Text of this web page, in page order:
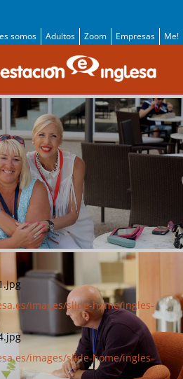
somos Adultos Zoom Empresas Me!
images/slide-home/ingles-
images/slide-home/ingles-